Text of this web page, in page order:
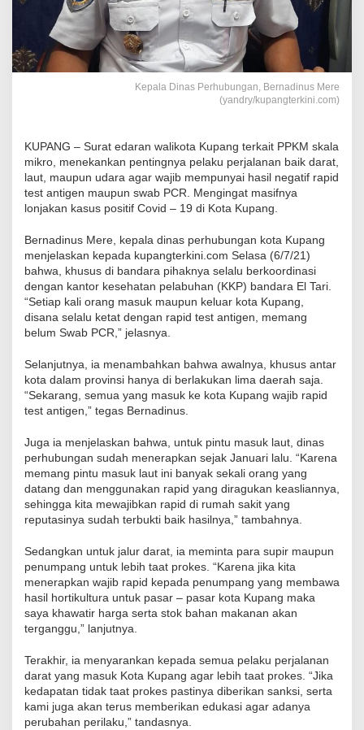
Kepala Dinas Perhubungan, Bernadinus Mere
(yandry/kupangterkini.com)
KUPANG – Surat edaran walikota Kupang terkait PPKM skala
mikro, menekankan pentingnya pelaku perjalanan baik darat,
laut, maupun udara agar wajib mempunyai hasil negatif rapid
test antigen maupun swab PCR. Mengingat masifnya
lonjakan kasus positif Covid – 19 di Kota Kupang.
Bernadinus Mere, kepala dinas perhubungan kota Kupang
menjelaskan kepada kupangterkini.com Selasa (6/7/21)
bahwa, khusus di bandara pihaknya selalu berkoordinasi
dengan kantor kesehatan pelabuhan (KKP) bandara El Tari.
“Setiap kali orang masuk maupun keluar kota Kupang,
disana selalu ketat dengan rapid test antigen, memang
belum Swab PCR,” jelasnya.
Selanjutnya, ia menambahkan bahwa awalnya, khusus antar
kota dalam provinsi hanya di berlakukan lima daerah saja.
“Sekarang, semua yang masuk ke kota Kupang wajib rapid
test antigen,” tegas Bernadinus.
Juga ia menjelaskan bahwa, untuk pintu masuk laut, dinas
perhubungan sudah menerapkan sejak Januari lalu. “Karena
memang pintu masuk laut ini banyak sekali orang yang
datang dan menggunakan rapid yang diragukan keasliannya,
sehingga kita mewajibkan rapid di rumah sakit yang
reputasinya sudah terbukti baik hasilnya,” tambahnya.
Sedangkan untuk jalur darat, ia meminta para supir maupun
penumpang untuk lebih taat prokes. “Karena jika kita
menerapkan wajib rapid kepada penumpang yang membawa
hasil hortikultura untuk pasar – pasar kota Kupang maka
saya khawatir harga serta stok bahan makanan akan
terganggu,” lanjutnya.
Terakhir, ia menyarankan kepada semua pelaku perjalanan
darat yang masuk Kota Kupang agar lebih taat prokes. “Jika
kedapatan tidak taat prokes pastinya diberikan sanksi, serta
kami juga akan terus memberikan edukasi agar adanya
perubahan perilaku,” tandasnya.